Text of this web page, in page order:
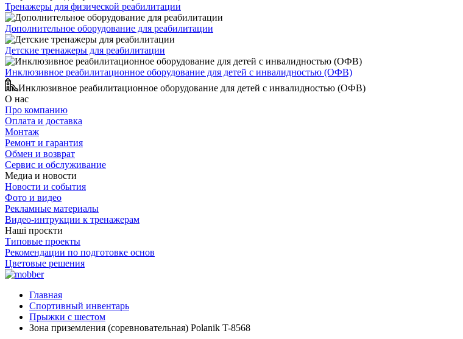
Тренажеры для физической реабилитации
Дополнительное оборудование для реабилитации
Детские тренажеры для реабилитации
Инклюзивное реабилитационное оборудование для детей с инвалидностью (ОФВ)
Инклюзивное реабилитационное оборудование для детей с инвалидностью (ОФВ)
О нас
Про компанию
Оплата и доставка
Монтаж
Ремонт и гарантия
Обмен и возврат
Сервис и обслуживание
Медиа и новости
Новости и события
Фото и видео
Рекламные материалы
Видео-интрукции к тренажерам
Наші проєкти
Типовые проекты
Рекомендации по подготовке основ
Цветовые решения
Главная
Спортивный инвентарь
Прыжки с шестом
Зона приземления (соревновательная) Polanik T-8568